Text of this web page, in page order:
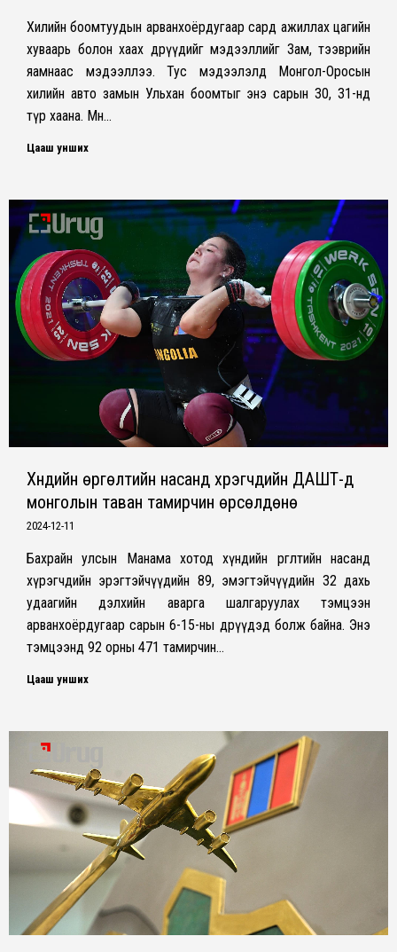
Хилийн боомтуудын арванхоёрдугаар сард ажиллах цагийн
хуваарь болон хаах өдрүүдийг мэдээллийг Зам, тээврийн
яамнаас мэдээллээ. Тус мэдээлэлд Монгол-Оросын
хилийн авто замын Ульхан боомтыг энэ сарын 30, 31-нд
түр хаана. Мөн…
Цааш унших
Хүндийн өргөлтийн насанд хүрэгчдийн ДАШТ-д
монголын таван тамирчин өрсөлдөнө
2024-12-11
Бахрайн улсын Манама хотод хүндийн өргөлтийн насанд
хүрэгчдийн эрэгтэйчүүдийн 89, эмэгтэйчүүдийн 32 дахь
удаагийн дэлхийн аварга шалгаруулах тэмцээн
арванхоёрдугаар сарын 6-15-ны өдрүүдэд болж байна. Энэ
тэмцээнд 92 орны 471 тамирчин…
Цааш унших